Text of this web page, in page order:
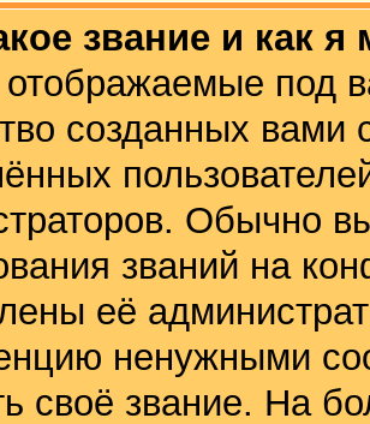
звание и как я
отображаемые под
созданных
Обычно
званий на
её
ненужными
своё звание. На